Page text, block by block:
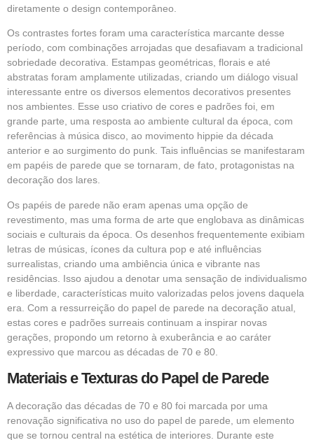
diretamente o design contemporâneo.
Os contrastes fortes foram uma característica marcante desse
período, com combinações arrojadas que desafiavam a tradicional
sobriedade decorativa. Estampas geométricas, florais e até
abstratas foram amplamente utilizadas, criando um diálogo visual
interessante entre os diversos elementos decorativos presentes
nos ambientes. Esse uso criativo de cores e padrões foi, em
grande parte, uma resposta ao ambiente cultural da época, com
referências à música disco, ao movimento hippie da década
anterior e ao surgimento do punk. Tais influências se manifestaram
em papéis de parede que se tornaram, de fato, protagonistas na
decoração dos lares.
Os papéis de parede não eram apenas uma opção de
revestimento, mas uma forma de arte que englobava as dinâmicas
sociais e culturais da época. Os desenhos frequentemente exibiam
letras de músicas, ícones da cultura pop e até influências
surrealistas, criando uma ambiência única e vibrante nas
residências. Isso ajudou a denotar uma sensação de individualismo
e liberdade, características muito valorizadas pelos jovens daquela
era. Com a ressurreição do papel de parede na decoração atual,
estas cores e padrões surreais continuam a inspirar novas
gerações, propondo um retorno à exuberância e ao caráter
expressivo que marcou as décadas de 70 e 80.
Materiais e Texturas do Papel de Parede
A decoração das décadas de 70 e 80 foi marcada por uma
renovação significativa no uso do papel de parede, um elemento
que se tornou central na estética de interiores. Durante este